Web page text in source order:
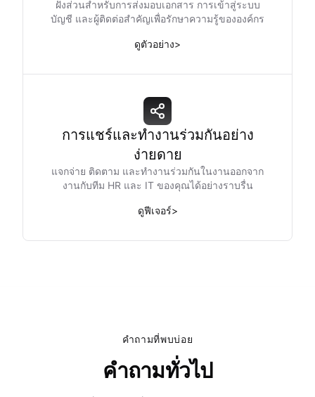
ฝังส่วนสำหรับการส่งมอบเอกสาร การเข้าสู่ระบบ
บัญชี และผู้ติดต่อสำคัญเพื่อรักษาความรู้ขององค์กร
ดูตัวอย่าง>
การแชร์และทำงานร่วมกันอย่าง
ง่ายดาย
แจกจ่าย ติดตาม และทำงานร่วมกันในงานออกจาก
งานกับทีม HR และ IT ของคุณได้อย่างราบรื่น
ดูฟีเจอร์>
คำถามที่พบบ่อย
คำถามทั่วไป